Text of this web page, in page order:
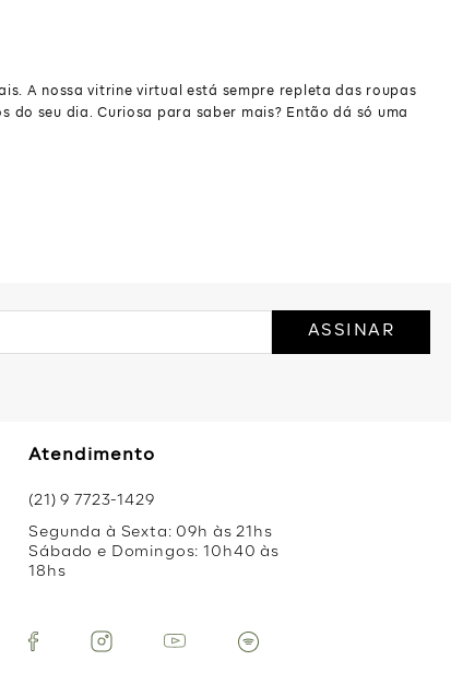
A nossa vitrine virtual está sempre repleta das roupas
seu dia. Curiosa para saber mais? Então dá só uma
ASSINAR
Atendimento
(21) 9 7723-1429
Segunda à Sexta: 09h às 21hs
Sábado e Domingos: 10h40 às
18hs